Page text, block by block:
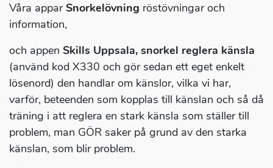
Våra apparSnorkelövning röstövningar och
information,
och appen Skills Uppsala, snorkel reglera känsla
(använd kod X330 och gör sedan ett eget enkelt
lösenord) den handlar om känslor, vilka vi har,
varför, beteenden som kopplas till känslan och så då
träning i att reglera en stark känsla som ställer till
problem, man GÖR saker på grund av den starka
känslan, som blir problem.